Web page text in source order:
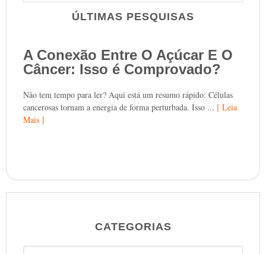
ÚLTIMAS PESQUISAS
A Conexão Entre O Açúcar E O
Câncer: Isso é Comprovado?
Não tem tempo para ler? Aqui está um resumo rápido: Células
cancerosas tornam a energia de forma perturbada. Isso ... [ Leia
Mais ]
CATEGORIAS